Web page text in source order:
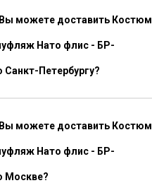
можете доставить Костюм
Нато флис - БР-
Санкт-Петербургу?
можете доставить Костюм
Нато флис - БР-
Москве?